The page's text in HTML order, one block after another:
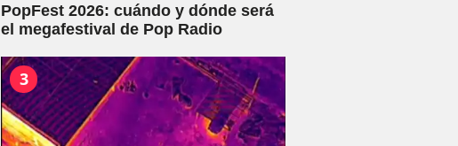
PopFest 2026: cuándo y dónde será
el megafestival de Pop Radio
3